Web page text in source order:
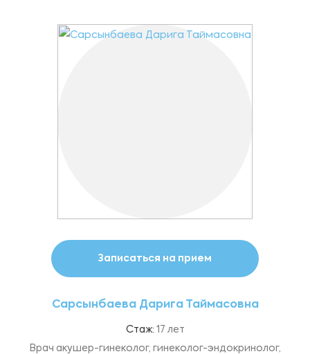
Записаться на прием
Сарсынбаева Дарига Таймасовна
Стаж: 17 лет
Врач акушер-гинеколог, гинеколог-эндокринолог,